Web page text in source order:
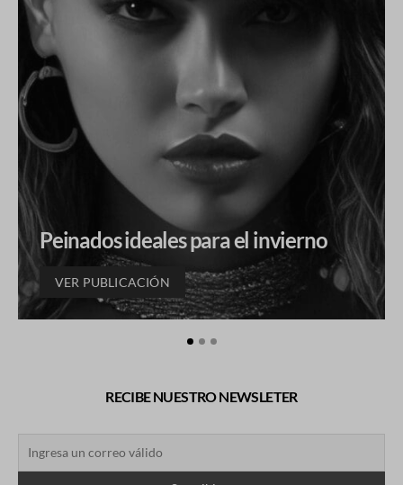
Peinados ideales para el invierno
VER PUBLICACIÓN
RECIBE NUESTRO NEWSLETER